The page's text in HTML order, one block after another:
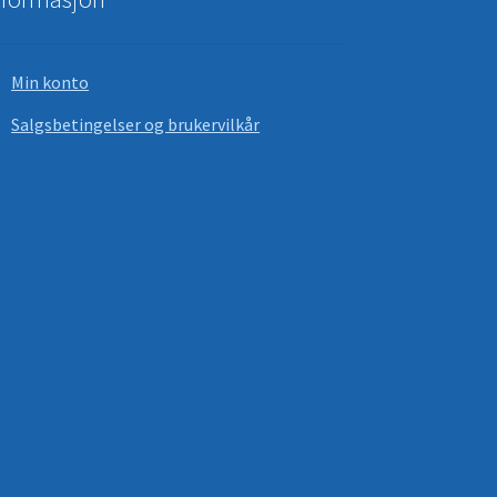
Min konto
Salgsbetingelser og brukervilkår